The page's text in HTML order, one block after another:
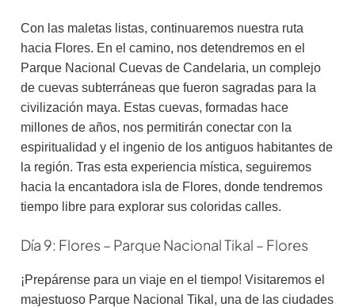
Con las maletas listas, continuaremos nuestra ruta
hacia Flores. En el camino, nos detendremos en el
Parque Nacional Cuevas de Candelaria, un complejo
de cuevas subterráneas que fueron sagradas para la
civilización maya. Estas cuevas, formadas hace
millones de años, nos permitirán conectar con la
espiritualidad y el ingenio de los antiguos habitantes de
la región. Tras esta experiencia mística, seguiremos
hacia la encantadora isla de Flores, donde tendremos
tiempo libre para explorar sus coloridas calles.
Día 9: Flores – Parque Nacional Tikal – Flores
¡Prepárense para un viaje en el tiempo! Visitaremos el
majestuoso Parque Nacional Tikal, una de las ciudades